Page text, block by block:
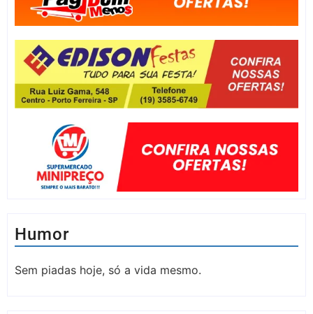
Humor
Sem piadas hoje, só a vida mesmo.